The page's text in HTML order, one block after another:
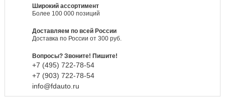
Широкий ассортимент
Более 100 000 позиций
Доставляем по всей России
Доставка по России от 300 руб.
Вопросы? Звоните! Пишите!
+7 (495) 722-78-54
+7 (903) 722-78-54
info@fdauto.ru